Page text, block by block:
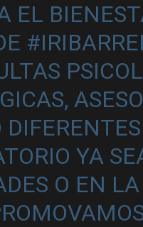
EL
YA
O EN